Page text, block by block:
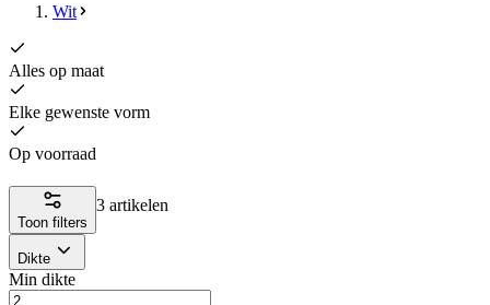
Wit
Alles op maat
Elke gewenste vorm
Op voorraad
Toon filters
3 artikelen
Dikte
Min dikte